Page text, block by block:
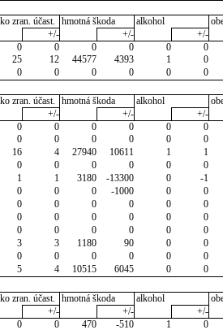
zran. účast. hmotná škoda alkohol
+/- +/- +/-
0 0 0 0 0 0
25 12 44577 4393 1 0
0 0 0 0 0 0
zran. účast. hmotná škoda alkohol
+/- +/- +/-
0 0 0 0 0 0
0 0 0 0 0 0
16 4 27940 10611 1 1
0 0 0 0 0 0
1 1 3180 -13300 0 -1
0 0 0 -1000 0 0
0 0 0 0 0 0
0 0 0 0 0 0
0 0 0 0 0 0
3 3 1180 90 0 0
0 0 0 0 0 0
5 4 10515 6045 0 0
zran. účast. hmotná škoda alkohol
+/- +/- +/-
0 0 470 -510 1 0